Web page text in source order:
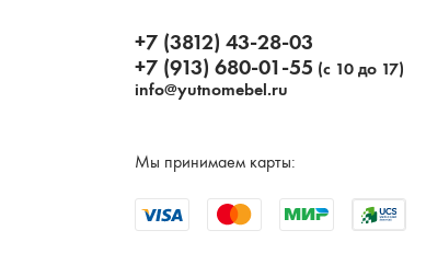
+7 (3812) 43-28-03
+7 (913) 680-01-55 (с 10 до 17)
info@yutnomebel.ru
Мы принимаем карты: